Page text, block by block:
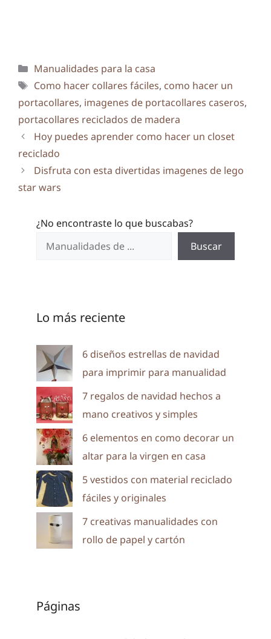
Categorías
Manualidades para la casa
Etiquetas
Como hacer collares fáciles, como hacer un
portacollares, imagenes de portacollares caseros,
portacollares reciclados de madera
Hoy puedes aprender como hacer un closet
reciclado
Disfruta con esta divertidas imagenes de lego
star wars
¿No encontraste lo que buscabas?
Buscar
Lo más reciente
6 diseños estrellas de navidad
para imprimir para manualidad
7 regalos de navidad hechos a
mano creativos y simples
6 elementos en como decorar un
altar para la virgen en casa
5 vestidos con material reciclado
fáciles y originales
7 creativas manualidades con
rollo de papel y cartón
Páginas